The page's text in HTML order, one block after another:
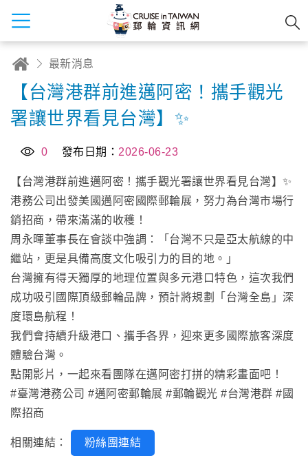
最新消息
【台灣港群前進邁阿密！攜手觀光
署讓世界看見台灣】✨
0 發布日期： 2026-06-23
【台灣港群前進邁阿密！攜手觀光署讓世界看見台灣】✨
港務公司出發美國邁阿密國際郵輪展，努力為台灣市場行
銷招商，帶來滿滿的收穫！
周永暉董事長在會談中強調：「台灣不只是亞太航線的中
繼站，更是具備高度文化吸引力的目的地。」
台灣擁有得天獨厚的地理位置與多元港口特色，這次我們
成功吸引國際頂級郵輪品牌，預計將規劃「台灣全島」深
度環島航程！
我們會持續升級港口、攜手各界，迎來更多國際旅客深度
體驗台灣。
點開影片，一起來看團隊在邁阿密打拼的精彩畫面吧！
#臺灣港務公司 #邁阿密郵輪展 #郵輪觀光 #台灣港群 #國
際招商
相關連結： 粉絲團連結